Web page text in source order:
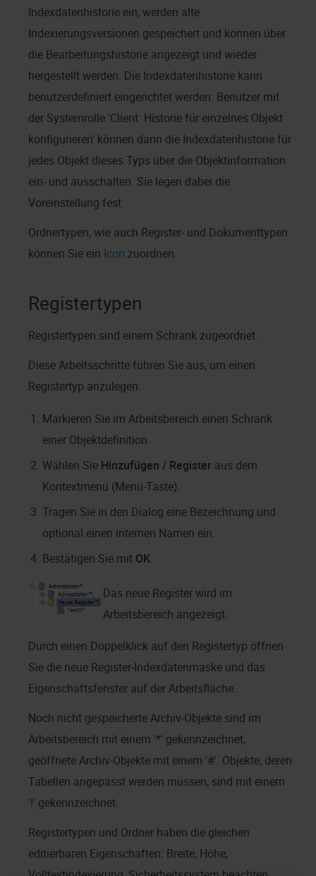
Indexdatenhistorie ein, werden alte
Indexierungsversionen gespeichert und können über
die Bearbeitungshistorie angezeigt und wieder
hergestellt werden. Die Indexdatenhistorie kann
benutzerdefiniert eingerichtet werden: Benutzer mit
der Systemrolle 'Client: Historie für einzelnes Objekt
konfigurieren' können dann die Indexdatenhistorie für
jedes Objekt dieses Typs über die Objektinformation
ein- und ausschalten. Sie legen dabei die
Voreinstellung fest.
Ordnertypen, wie auch Register- und Dokumenttypen
können Sie ein Icon zuordnen.
Registertypen
Registertypen sind einem Schrank zugeordnet.
Diese Arbeitsschritte führen Sie aus, um einen
Registertyp anzulegen:
Markieren Sie im Arbeitsbereich einen Schrank
einer Objektdefinition.
Wählen Sie Hinzufügen / Register aus dem
Kontextmenü (Menü-Taste).
Tragen Sie in den Dialog eine Bezeichnung und
optional einen internen Namen ein.
Bestätigen Sie mit OK.
Das neue Register wird im
Arbeitsbereich angezeigt.
Durch einen Doppelklick auf den Registertyp öffnen
Sie die neue Register-Indexdatenmaske und das
Eigenschaftsfenster auf der Arbeitsfläche.
Noch nicht gespeicherte Archiv-Objekte sind im
Arbeitsbereich mit einem '*' gekennzeichnet,
geöffnete Archiv-Objekte mit einem '#'. Objekte, deren
Tabellen angepasst werden müssen, sind mit einem
'!' gekennzeichnet.
Registertypen und Ordner haben die gleichen
editierbaren Eigenschaften: Breite, Höhe,